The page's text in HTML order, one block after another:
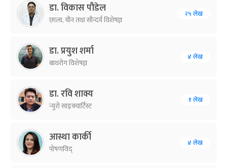
डा. विकास पौडेल
छाला, यौन तथा सौन्दर्य विशेषज्ञ
२५ लेख
डा. प्रयुश शर्मा
बाथरोग विशेषज्ञ
४ लेख
डा. रवि शाक्य
न्युरो साइक्यार्टिस्ट
१ लेख
आस्था कार्की
पोषणविद्
४ लेख